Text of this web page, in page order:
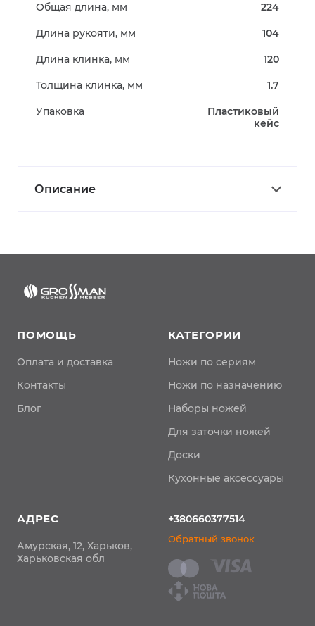
Общая длина, мм 224
Длина рукояти, мм 104
Длина клинка, мм 120
Толщина клинка, мм 1.7
Упаковка
Пластиковый
кейс
Описание
ПОМОЩЬ
Оплата и доставка
Контакты
Блог
КАТЕГОРИИ
Ножи по сериям
Ножи по назначению
Наборы ножей
Для заточки ножей
Доски
Кухонные аксессуары
АДРЕС
Амурская, 12, Харьков,
Харьковская обл
+380660377514
Обратный звонок